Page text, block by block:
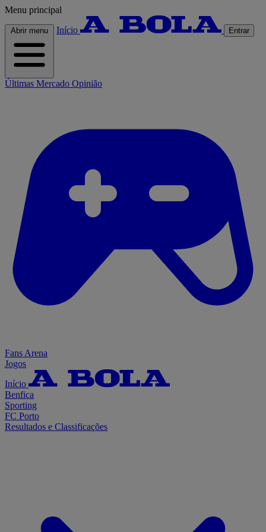
Menu principal
Abrir menu Início Entrar
Últimas Mercado Opinião
Fans Arena
Jogos
Início
Benfica
Sporting
FC Porto
Resultados e Classificações